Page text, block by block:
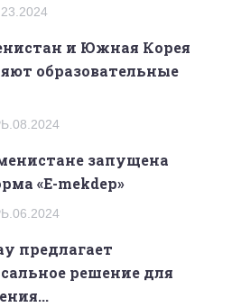
и Южная Корея
образовательные
запущена
«E-mekdep»
предлагает
решение для